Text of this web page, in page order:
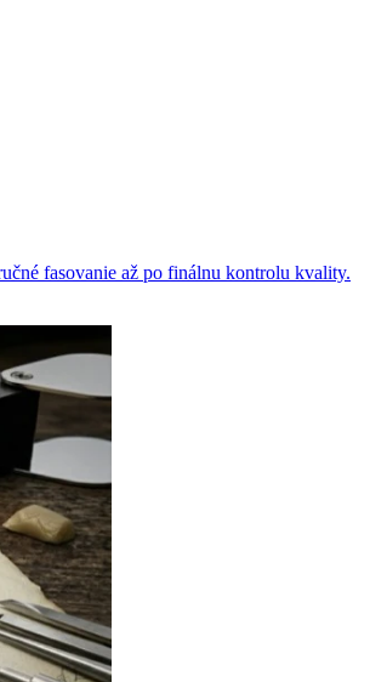
fasovanie až po finálnu kontrolu kvality.